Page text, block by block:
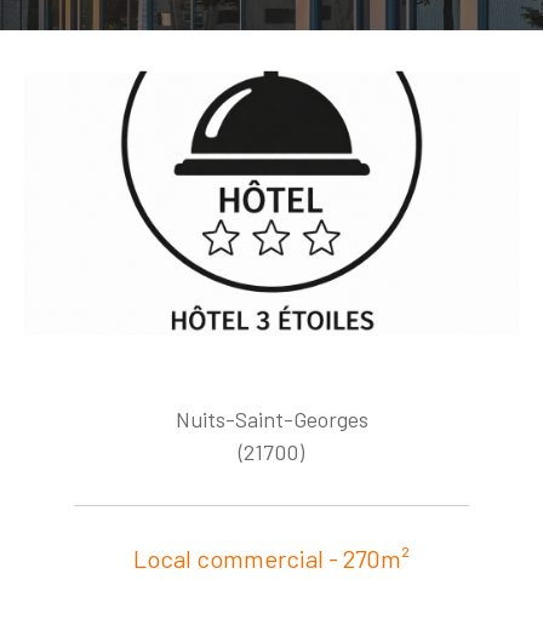
Nuits-Saint-Georges
(21700)
Local commercial - 270m²
Surface
Référence
AFFINER LES CRITÈRES
TERRASSE PARKING
COUPS DE COEUR